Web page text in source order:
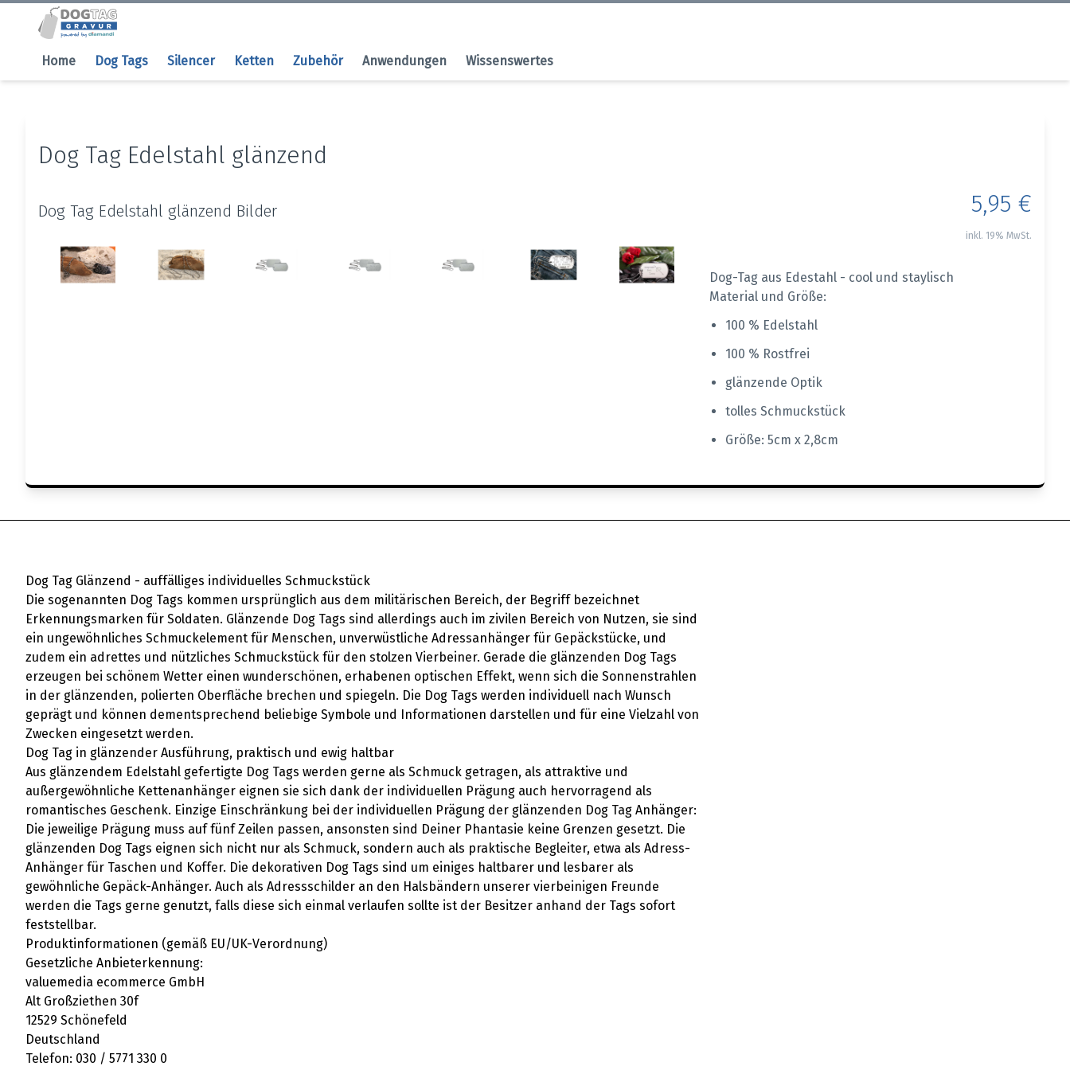
Home Dog Tags Silencer Ketten Zubehör Anwendungen Wissenswertes
Dog Tag Edelstahl glänzend
Dog Tag Edelstahl glänzend Bilder 5,95 €
inkl. 19% MwSt.
Dog-Tag aus Edestahl - cool und staylisch
Material und Größe:
100 % Edelstahl
100 % Rostfrei
glänzende Optik
tolles Schmuckstück
Größe: 5cm x 2,8cm
Dog Tag Glänzend - auffälliges individuelles Schmuckstück
Die sogenannten Dog Tags kommen ursprünglich aus dem militärischen Bereich, der Begriff bezeichnet
Erkennungsmarken für Soldaten. Glänzende Dog Tags sind allerdings auch im zivilen Bereich von Nutzen, sie sind
ein ungewöhnliches Schmuckelement für Menschen, unverwüstliche Adressanhänger für Gepäckstücke, und
zudem ein adrettes und nützliches Schmuckstück für den stolzen Vierbeiner. Gerade die glänzenden Dog Tags
erzeugen bei schönem Wetter einen wunderschönen, erhabenen optischen Effekt, wenn sich die Sonnenstrahlen
in der glänzenden, polierten Oberfläche brechen und spiegeln. Die Dog Tags werden individuell nach Wunsch
geprägt und können dementsprechend beliebige Symbole und Informationen darstellen und für eine Vielzahl von
Zwecken eingesetzt werden.
Dog Tag in glänzender Ausführung, praktisch und ewig haltbar
Aus glänzendem Edelstahl gefertigte Dog Tags werden gerne als Schmuck getragen, als attraktive und
außergewöhnliche Kettenanhänger eignen sie sich dank der individuellen Prägung auch hervorragend als
romantisches Geschenk. Einzige Einschränkung bei der individuellen Prägung der glänzenden Dog Tag Anhänger:
Die jeweilige Prägung muss auf fünf Zeilen passen, ansonsten sind Deiner Phantasie keine Grenzen gesetzt. Die
glänzenden Dog Tags eignen sich nicht nur als Schmuck, sondern auch als praktische Begleiter, etwa als Adress-
Anhänger für Taschen und Koffer. Die dekorativen Dog Tags sind um einiges haltbarer und lesbarer als
gewöhnliche Gepäck-Anhänger. Auch als Adressschilder an den Halsbändern unserer vierbeinigen Freunde
werden die Tags gerne genutzt, falls diese sich einmal verlaufen sollte ist der Besitzer anhand der Tags sofort
feststellbar.
Produktinformationen (gemäß EU/UK-Verordnung)
Gesetzliche Anbieterkennung:
valuemedia ecommerce GmbH
Alt Großziethen 30f
12529 Schönefeld
Deutschland
Telefon: 030 / 5771 330 0